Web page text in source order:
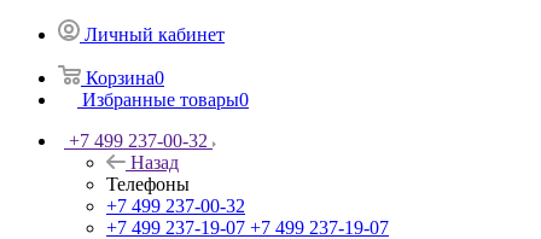
Личный кабинет
Корзина0
Избранные товары0
+7 499 237-00-32
Назад
Телефоны
+7 499 237-00-32
+7 499 237-19-07 +7 499 237-19-07